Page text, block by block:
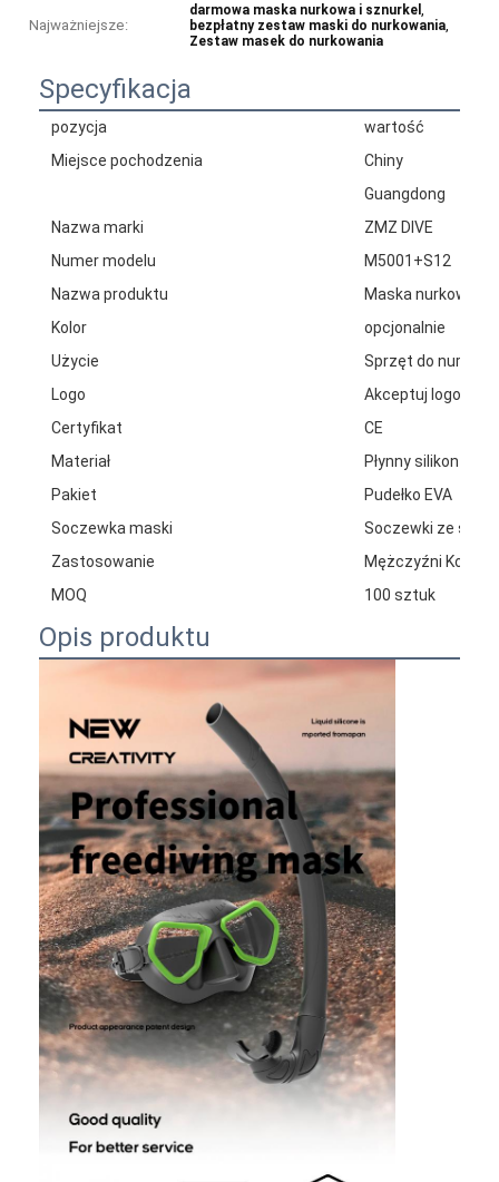
Najważniejsze:
darmowa maska nurkowa i sznurkel,
bezpłatny zestaw maski do nurkowania,
Zestaw masek do nurkowania
Specyfikacja
pozycja
wartość
Miejsce pochodzenia
Chiny
Guangdong
Nazwa marki
ZMZ DIVE
Numer modelu
M5001+S12
Nazwa produktu
Maska nurkowa
Kolor
opcjonalnie
Użycie
Sprzęt do
Logo
Akceptuj logo na
Certyfikat
CE
Materiał
Płynny silikon+PC
Pakiet
Pudełko EVA
Soczewka maski
Soczewki ze
Zastosowanie
Mężczyźni
MOQ
100 sztuk
Opis produktu